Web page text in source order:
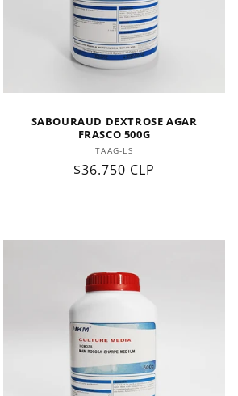
SABOURAUD DEXTROSE AGAR
FRASCO 500G
Proveedor:
TAAG-LS
Precio
$36.750 CLP